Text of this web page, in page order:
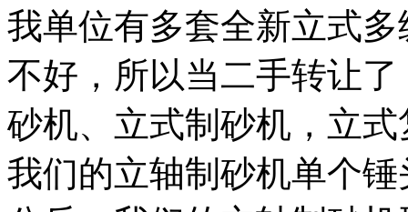
我单位有多套全新立式
不好，所以当二手转让
砂机、立式制砂机，立
我们的立轴制砂机单个